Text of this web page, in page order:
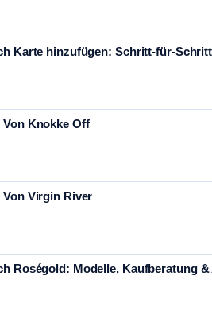
Karte hinzufügen: Schritt-für-
Von Knokke Off
Von Virgin River
Roségold: Modelle, Kaufberatung